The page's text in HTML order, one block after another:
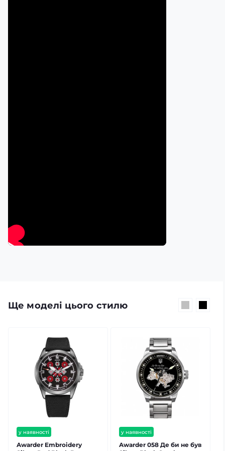
Ще моделі цього стилю
у наявності
безкоштовна доставка
Awarder Embroidery
у наявності
безкоштовна доставка
Awarder 058 Де би не був